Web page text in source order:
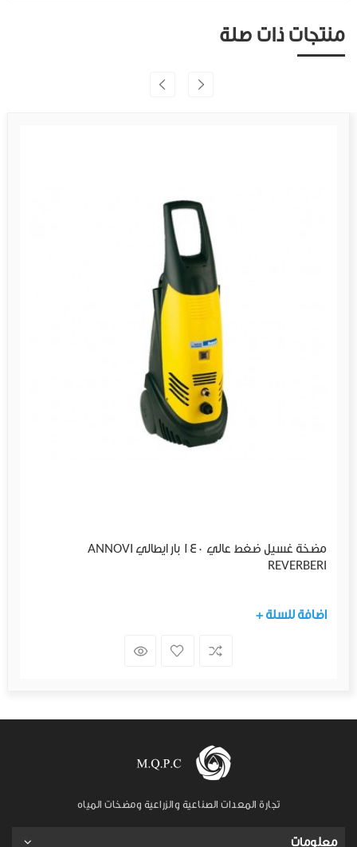
منتجات ذات صلة
مضخة غسيل ضغط عالي 140 بار ايطالي ANNOVI
REVERBERI
+ اضافة للسلة
تجارة المعدات الصناعية والزراعية ومضخات المياه
معلومات